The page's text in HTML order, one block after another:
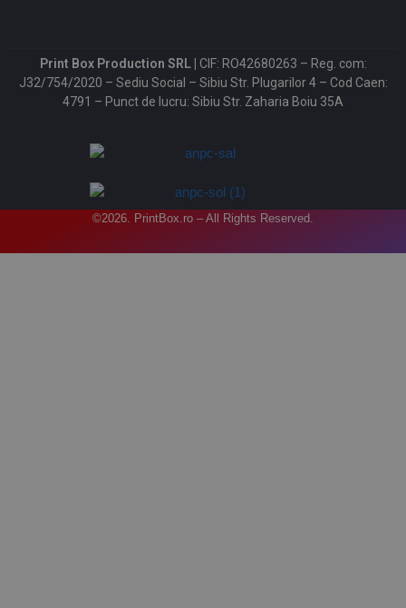
Print Box Production SRL | CIF: RO42680263 – Reg. com:
J32/754/2020 – Sediu Social – Sibiu Str. Plugarilor 4 – Cod Caen:
4791 – Punct de lucru: Sibiu Str. Zaharia Boiu 35A
©2026. PrintBox.ro – All Rights Reserved.